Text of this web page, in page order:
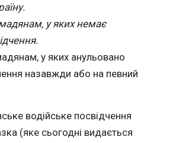
у яких немає
у яких анульовано
назавжди або на певний
водійське посвідчення
(яке сьогодні видається